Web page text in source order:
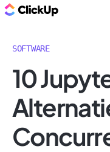
SOFTWARE
10